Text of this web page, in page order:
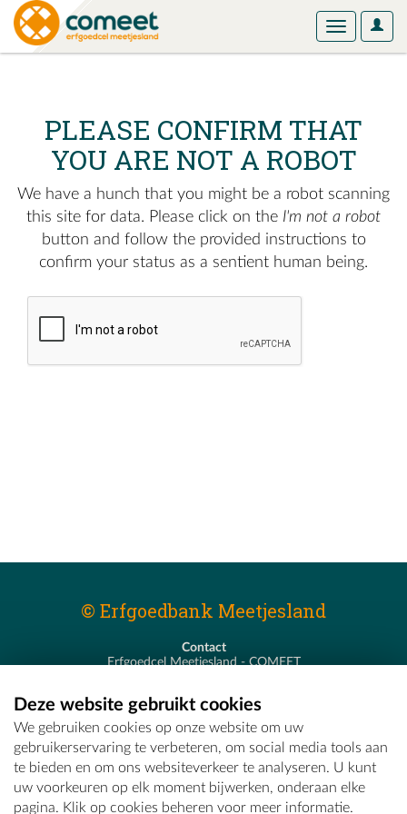
User
Toggle
PLEASE CONFIRM THAT
YOU ARE NOT A ROBOT
We have a hunch that you might be a robot scanning
this site for data. Please click on the I'm not a robot
button and follow the provided instructions to
confirm your status as a sentient human being.
© Erfgoedbank Meetjesland
Contact
Erfgoedcel Meetjesland - COMEET
T - 09 373 75 96
E -erfgoedcel@comeet.be
Deze website gebruikt cookies
We gebruiken cookies op onze website om uw
gebruikerservaring te verbeteren, om social media tools aan
te bieden en om ons websiteverkeer te analyseren. U kunt
uw voorkeuren op elk moment bijwerken, onderaan elke
pagina. Klik op cookies beheren voor meer informatie.